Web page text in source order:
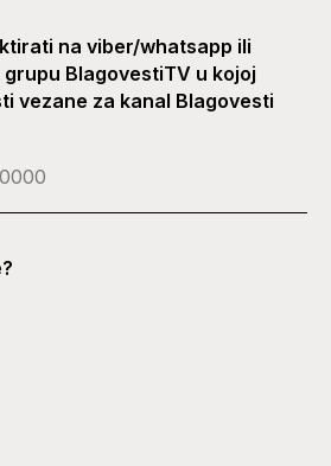
na viber/whatsapp ili
BlagovestiTV u kojoj
vezane za kanal Blagovesti